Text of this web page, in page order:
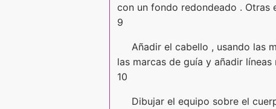
con un fondo redondeado . Otras
9
Añadir el cabello , usando las
las marcas de guía y añadir
10
Dibujar el equipo sobre el